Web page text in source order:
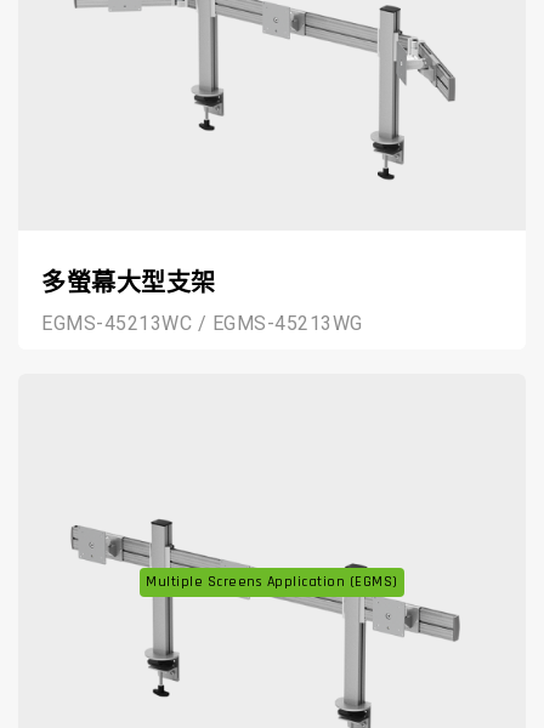
多螢幕大型支架
EGMS-45213WC / EGMS-45213WG
Multiple Screens Application (EGMS)